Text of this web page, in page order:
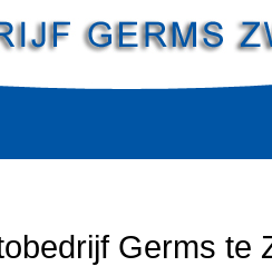
Germs te